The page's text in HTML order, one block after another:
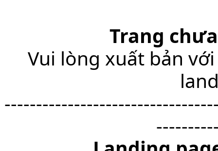
Trang
Vui lòng xuất bản